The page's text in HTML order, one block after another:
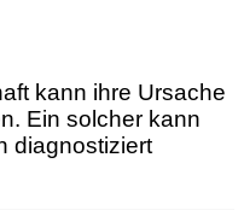
kann ihre Ursache
Ein solcher kann
diagnostiziert